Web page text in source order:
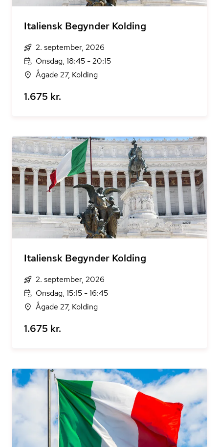
Italiensk Begynder Kolding
2. september, 2026
Onsdag, 18:45 - 20:15
Ågade 27, Kolding
1.675 kr.
Italiensk Begynder Kolding
2. september, 2026
Onsdag, 15:15 - 16:45
Ågade 27, Kolding
1.675 kr.